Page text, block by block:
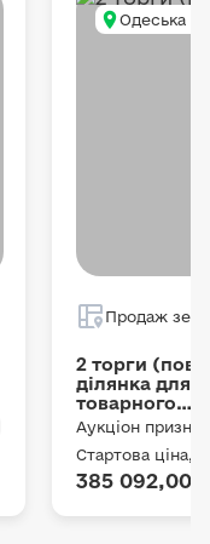
Одеська
Продаж
2 торги
ділянка для
товарного
га
Аукціон
Стартова ціна,
385 092,00